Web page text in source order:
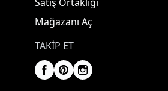
Mağazanı Aç
TAKIP ET